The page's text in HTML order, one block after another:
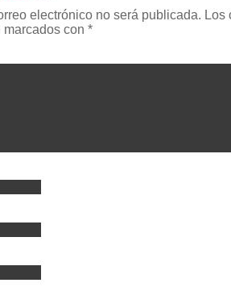
electrónico no será publicada. Los
con *